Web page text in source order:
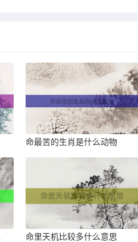
命最苦的生肖是什么动物
命里天机比较多什么意思